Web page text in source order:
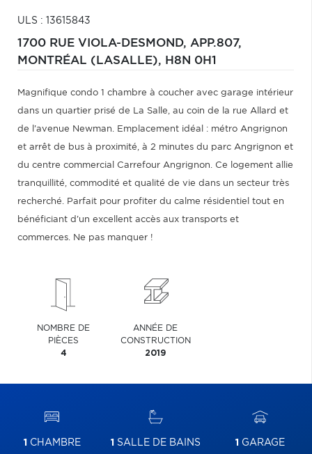
ULS : 13615843
1700 RUE VIOLA-DESMOND, APP.807,
MONTRÉAL (LASALLE), H8N 0H1
Magnifique condo 1 chambre à coucher avec garage intérieur
dans un quartier prisé de La Salle, au coin de la rue Allard et
de l'avenue Newman. Emplacement idéal : métro Angrignon
et arrêt de bus à proximité, à 2 minutes du parc Angrignon et
du centre commercial Carrefour Angrignon. Ce logement allie
tranquillité, commodité et qualité de vie dans un secteur très
recherché. Parfait pour profiter du calme résidentiel tout en
bénéficiant d'un excellent accès aux transports et
commerces. Ne pas manquer !
NOMBRE DE
PIÈCES
4
ANNÉE DE
CONSTRUCTION
2019
1 CHAMBRE 1 SALLE DE BAINS 1 GARAGE